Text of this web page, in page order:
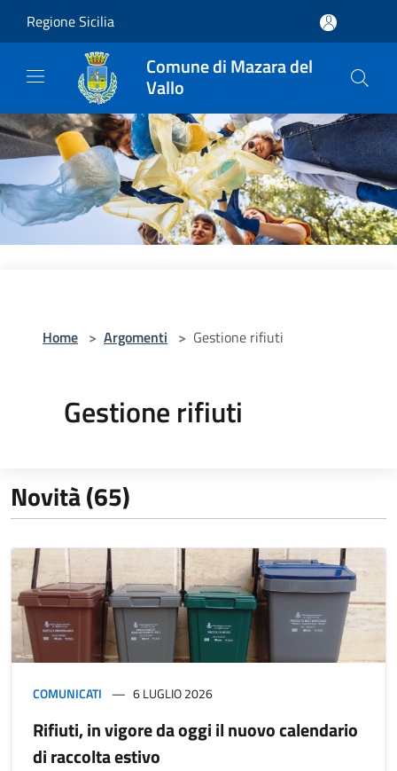
Regione Sicilia
Comune di Mazara del
Vallo
Home > Argomenti > Gestione rifiuti
Gestione rifiuti
Novità (65)
COMUNICATI 6 LUGLIO 2026
Rifiuti, in vigore da oggi il nuovo calendario
di raccolta estivo